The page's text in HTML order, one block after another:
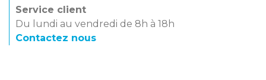
Service client
Du lundi au vendredi de 8h à 18h
Contactez nous